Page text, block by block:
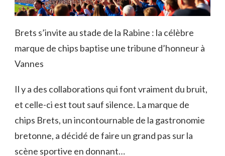
Brets s’invite au stade de la Rabine : la célèbre
marque de chips baptise une tribune d’honneur à
Vannes
Il y a des collaborations qui font vraiment du bruit,
et celle-ci est tout sauf silence. La marque de
chips Brets, un incontournable de la gastronomie
bretonne, a décidé de faire un grand pas sur la
scène sportive en donnant…